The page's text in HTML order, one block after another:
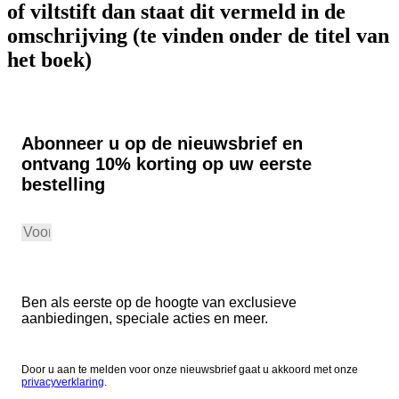
of viltstift dan staat dit vermeld in de
omschrijving (te vinden onder de titel van
het boek)
Abonneer u op de nieuwsbrief en
ontvang 10% korting op uw eerste
bestelling
Ben als eerste op de hoogte van exclusieve
aanbiedingen, speciale acties en meer.
Door u aan te melden voor onze nieuwsbrief gaat u akkoord met onze
privacyverklaring.